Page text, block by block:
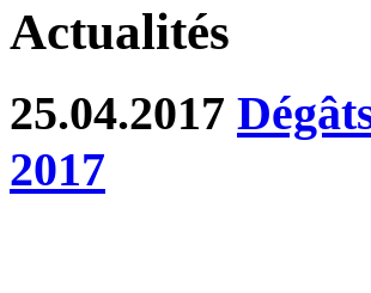
Actualités
25.04.2017
2017